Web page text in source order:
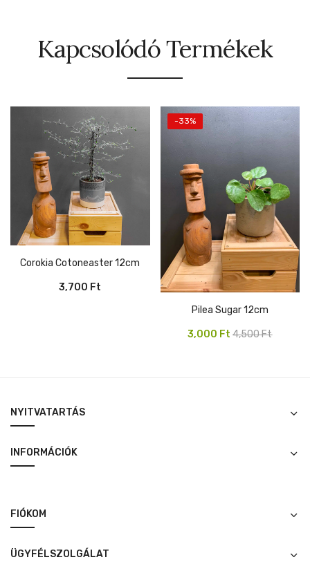
Kapcsolódó Termékek
Corokia Cotoneaster 12cm
3,700 Ft
-33%
Pilea Sugar 12cm
4,500Ft
Original
3,000 FtCurrent
NYITVATARTÁS
INFORMÁCIÓK
FIÓKOM
ÜGYFÉLSZOLGÁLAT